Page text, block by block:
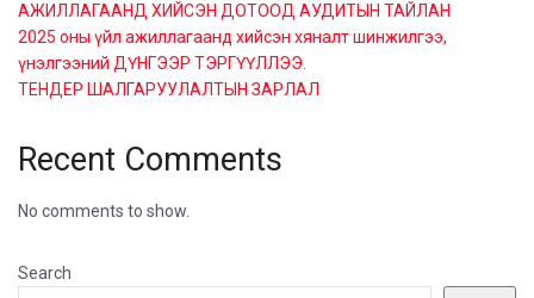
АЖИЛЛАГААНД ХИЙСЭН ДОТООД АУДИТЫН ТАЙЛАН
2025 оны үйл ажиллагаанд хийсэн хяналт шинжилгээ,
үнэлгээний ДҮНГЭЭР ТЭРГҮҮЛЛЭЭ.
ТЕНДЕР ШАЛГАРУУЛАЛТЫН ЗАРЛАЛ
Recent Comments
No comments to show.
Search